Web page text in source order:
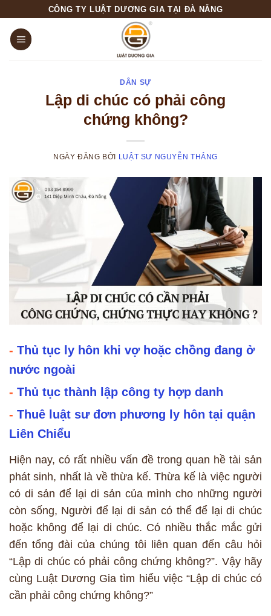
content
CÔNG TY LUẬT DƯƠNG GIA TẠI ĐÀ NẴNG
DÂN SỰ
Lập di chúc có phải công
chứng không?
NGÀY ĐĂNG BỞI LUẬT SƯ NGUYỄN THẮNG
- Thủ tục ly hôn khi vợ hoặc chồng đang ở
nước ngoài
- Thủ tục thành lập công ty hợp danh
- Thuê luật sư đơn phương ly hôn tại quận
Liên Chiểu
Hiện nay, có rất nhiều vấn đề trong quan hề tài sản
phát sinh, nhất là về thừa kế. Thừa kế là việc người
có di sản để lại di sản của mình cho những người
còn sống, Người để lại di sản có thể để lại di chúc
hoặc không để lại di chúc. Có nhiều thắc mắc gửi
đến tổng đài của chúng tôi liên quan đến câu hỏi
“Lập di chúc có phải công chứng không?”. Vậy hãy
cùng Luật Dương Gia tìm hiểu việc “Lập di chúc có
cần phải công chứng không?”